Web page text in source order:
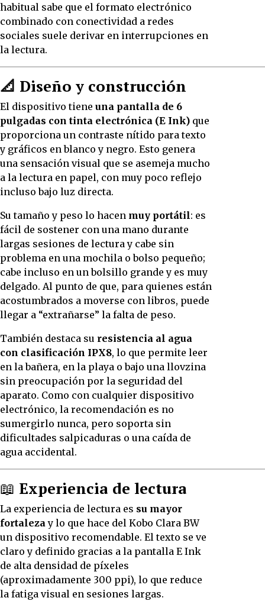
habitual sabe que el formato electrónico
combinado con conectividad a redes
sociales suele derivar en interrupciones en
la lectura.
📐 Diseño y construcción
El dispositivo tiene una pantalla de 6
pulgadas con tinta electrónica (E Ink) que
proporciona un contraste nítido para texto
y gráficos en blanco y negro. Esto genera
una sensación visual que se asemeja mucho
a la lectura en papel, con muy poco reflejo
incluso bajo luz directa.
Su tamaño y peso lo hacen muy portátil: es
fácil de sostener con una mano durante
largas sesiones de lectura y cabe sin
problema en una mochila o bolso pequeño;
cabe incluso en un bolsillo grande y es muy
delgado. Al punto de que, para quienes están
acostumbrados a moverse con libros, puede
llegar a “extrañarse” la falta de peso.
También destaca su resistencia al agua
con clasificación IPX8, lo que permite leer
en la bañera, en la playa o bajo una llovzina
sin preocupación por la seguridad del
aparato. Como con cualquier dispositivo
electrónico, la recomendación es no
sumergirlo nunca, pero soporta sin
dificultades salpicaduras o una caída de
agua accidental.
📖 Experiencia de lectura
La experiencia de lectura es su mayor
fortaleza y lo que hace del Kobo Clara BW
un dispositivo recomendable. El texto se ve
claro y definido gracias a la pantalla E Ink
de alta densidad de píxeles
(aproximadamente 300 ppi), lo que reduce
la fatiga visual en sesiones largas.